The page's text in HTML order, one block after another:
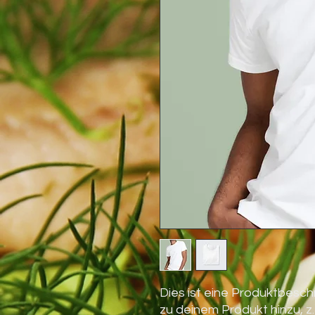
Dies ist eine
zu deinem Produkt hinzu,